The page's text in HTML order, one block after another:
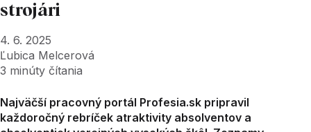
strojári
4. 6. 2025
Ľubica Melcerová
3 minúty čítania
Najväčší pracovný portál Profesia.sk pripravil
každoročný rebríček atraktivity absolventov a